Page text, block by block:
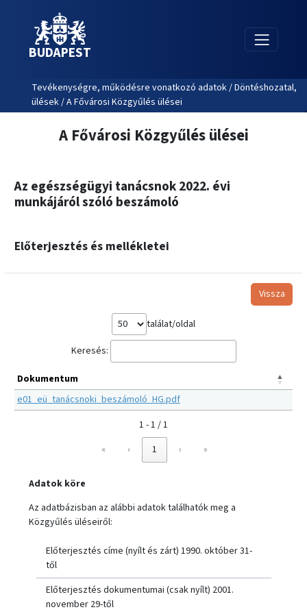
BUDAPEST
Tevékenységre, működésre vonatkozó adatok / Döntéshozatal,
ülések / A Fővárosi Közgyűlés ülései
A Fővárosi Közgyűlés ülései
Az egészségügyi tanácsnok 2022. évi
munkájáról szóló beszámoló
Előterjesztés és mellékletei
Vissza
találat/oldal
Keresés:
Dokumentum
e01_eü_tanácsnoki_beszámoló_HG.pdf
1 - 1 / 1
«
‹ 1 › »
Adatok köre
Az adatbázisban az alábbi adatok találhatók meg a
Közgyűlés üléseiről:
Előterjesztés címe (nyílt és zárt) 1990. október 31-
től
Előterjesztés dokumentumai (csak nyílt) 2001.
november 29-től